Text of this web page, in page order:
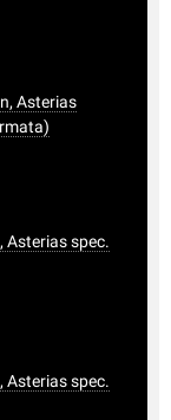
Asterias
Asterias spec.
Asterias spec.